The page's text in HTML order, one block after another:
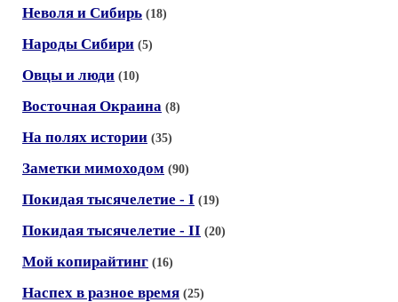
Неволя и Сибирь (18)
Народы Сибири (5)
Овцы и люди (10)
Восточная Окраина (8)
На полях истории (35)
Заметки мимоходом (90)
Покидая тысячелетие - I (19)
Покидая тысячелетие - II (20)
Мой копирайтинг (16)
Наспех в разное время (25)